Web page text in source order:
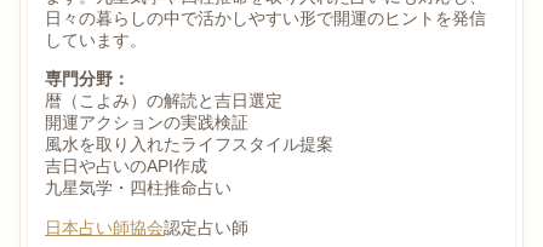
日々の暮らしの中で活かしやすい形で開運のヒントを発信
しています。
専門分野：
暦（こよみ）の解読と吉日選定
開運アクションの実践検証
風水を取り入れたライフスタイル提案
吉日や占いのAPI作成
九星気学・四柱推命占い
日本占い師協会認定占い師